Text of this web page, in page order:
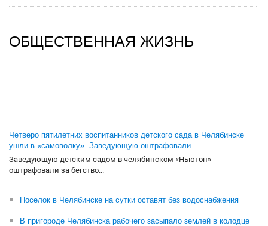
ОБЩЕСТВЕННАЯ ЖИЗНЬ
Четверо пятилетних воспитанников детского сада в Челябинске
ушли в «самоволку». Заведующую оштрафовали
Заведующую детским садом в челябинском «Ньютон»
оштрафовали за бегство...
Поселок в Челябинске на сутки оставят без водоснабжения
В пригороде Челябинска рабочего засыпало землей в колодце